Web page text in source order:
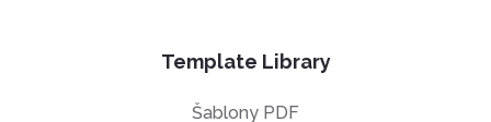
Template Library
Šablony PDF